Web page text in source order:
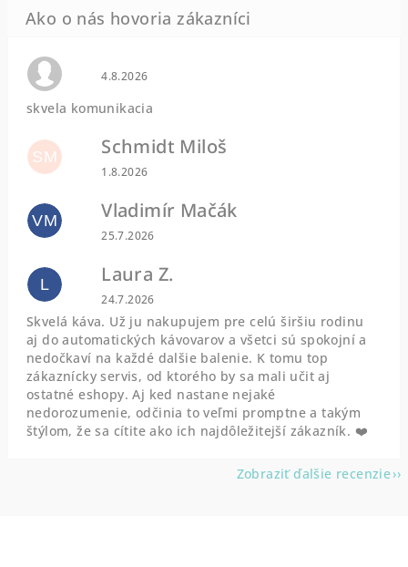
Hodnotenie obchodu je 0 z 5 hviezdičiek.
4.8.2026
skvela komunikacia
SM Schmidt Miloš
Hodnotenie obchodu je 5 z 5 hviezdičiek.
1.8.2026
VM Vladimír Mačák
Hodnotenie obchodu je 5 z 5 hviezdičiek.
25.7.2026
L Laura Z.
Hodnotenie obchodu je 5 z 5 hviezdičiek.
24.7.2026
Skvelá káva. Už ju nakupujem pre celú širšiu rodinu
aj do automatických kávovarov a všetci sú spokojní a
nedočkaví na každé dalšie balenie. K tomu top
zákaznícky servis, od ktorého by sa mali učit aj
ostatné eshopy. Aj ked nastane nejaké
nedorozumenie, odčinia to veľmi promptne a takým
štýlom, že sa cítite ako ich najdôležitejší zákazník. ❤️
Zobraziť ďalšie recenzie